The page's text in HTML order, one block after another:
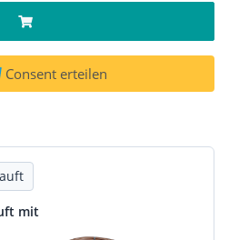
Consent erteilen
mit